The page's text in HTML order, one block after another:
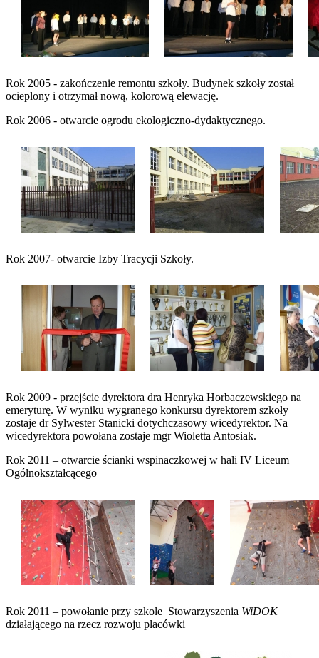
Rok 2005 - zakończenie remontu szkoły. Budynek szkoły został
ocieplony i otrzymał nową, kolorową elewację.
Rok 2006 - otwarcie ogrodu ekologiczno-dydaktycznego.
Rok 2007- otwarcie Izby Tracycji Szkoły.
Rok 2009 - przejście dyrektora dra Henryka Horbaczewskiego na
emeryturę. W wyniku wygranego konkursu dyrektorem szkoły
zostaje dr Sylwester Stanicki dotychczasowy wicedyrektor. Na
wicedyrektora powołana zostaje mgr Wioletta Antosiak.
Rok 2011 – otwarcie ścianki wspinaczkowej w hali IV Liceum
Ogólnokształcącego
Rok 2011 – powołanie przy szkole Stowarzyszenia WiDOK
działającego na rzecz rozwoju placówki